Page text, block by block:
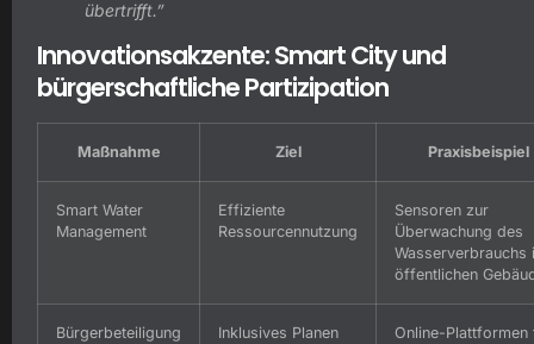
übertrifft.”
Innovationsakzente: Smart City und
bürgerschaftliche Partizipation
Maßnahme Ziel Praxisbeispiel
Smart Water
Management
Effiziente
Ressourcennutzung
Sensoren zur
Überwachung des
Wasserverbrauchs
öffentlichen
Bürgerbeteiligung
Inklusives Planen
Online-Plattformen